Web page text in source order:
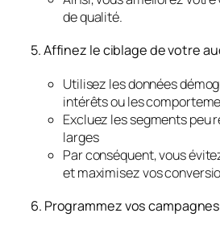
de qualité.
5. Affinez le ciblage de votre
Utilisez les données
intérêts ou les
Excluez les segments peu
larges
Par conséquent, vous
et maximisez vos
6. Programmez vos